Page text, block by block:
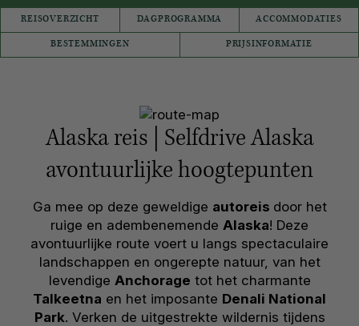
REISOVERZICHT DAGPROGRAMMA ACCOMMODATIES
BESTEMMINGEN PRIJSINFORMATIE
Alaska reis | Selfdrive Alaska
avontuurlijke hoogtepunten
Ga mee op deze geweldige autoreis door het
ruige en adembenemende Alaska! Deze
avontuurlijke route voert u langs spectaculaire
landschappen en ongerepte natuur, van het
levendige Anchorage tot het charmante
Talkeetna en het imposante Denali National
Park. Verken de uitgestrekte wildernis tijdens